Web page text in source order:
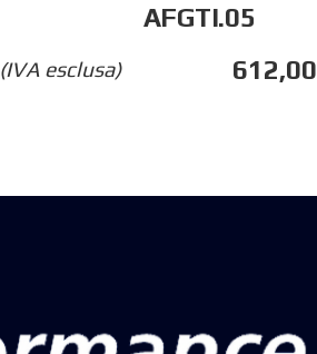
(IVA esclusa)
AFGTI.05
612,00